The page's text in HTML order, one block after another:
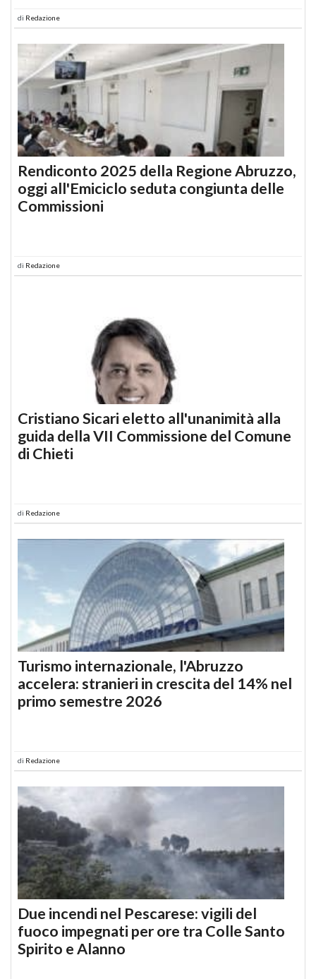
di Redazione
Rendiconto 2025 della Regione Abruzzo,
oggi all'Emiciclo seduta congiunta delle
Commissioni
di Redazione
Cristiano Sicari eletto all'unanimità alla
guida della VII Commissione del Comune
di Chieti
di Redazione
Turismo internazionale, l'Abruzzo
accelera: stranieri in crescita del 14% nel
primo semestre 2026
di Redazione
Due incendi nel Pescarese: vigili del
fuoco impegnati per ore tra Colle Santo
Spirito e Alanno